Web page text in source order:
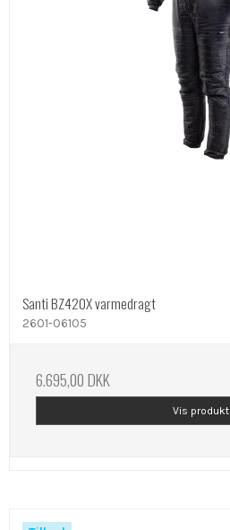
Santi BZ420X varmedragt
2601-06105
6.695,00 DKK
Vis produkt